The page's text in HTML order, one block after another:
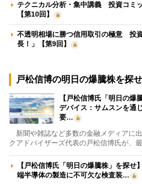
テクニカル分析・集中講義 投資コミ
【第10回】
不透明相場に勝つ信用取引の極意 投
長！」【第9回】
戸松信博の明日の爆騰株を探せ
【戸松信博氏「明日の爆
デバイス：サムスンを通
要…
新聞や雑誌など多数の金融メディアに
クアドバイザーズ代表の戸松信博氏が、
【戸松信博氏「明日の爆騰株」を探せ
端半導体の製造に不可欠な検査装…